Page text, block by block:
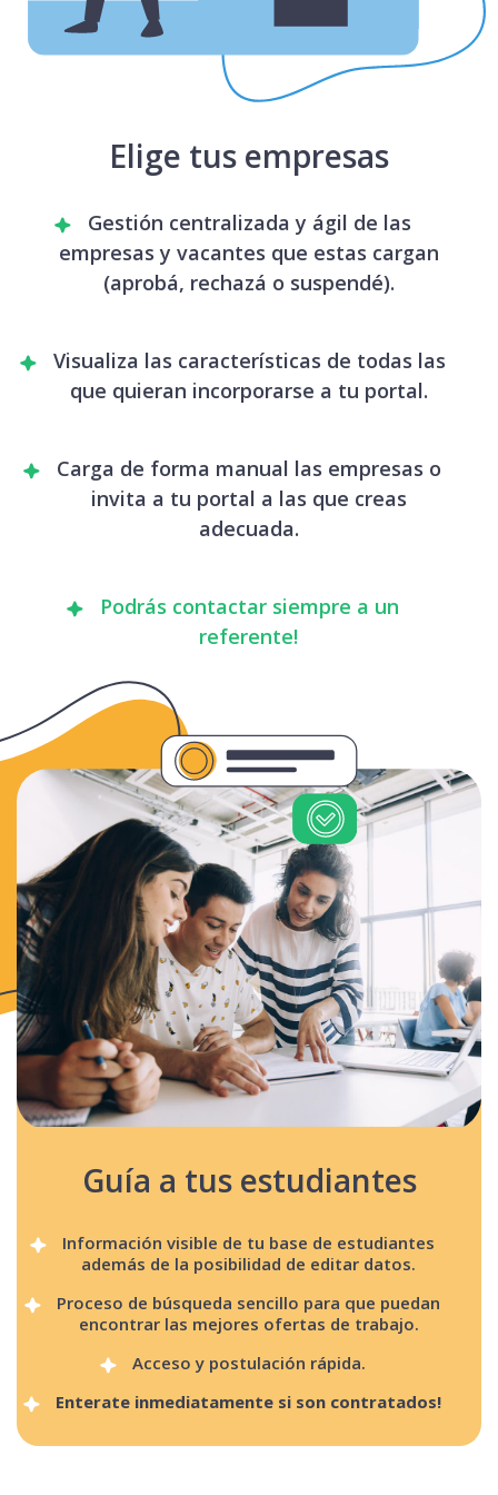
Elige tus empresas
Gestión centralizada y ágil de las
empresas y vacantes que estas cargan
(aprobá, rechazá o suspendé).
Visualiza las características de todas las
que quieran incorporarse a tu portal.
Carga de forma manual las empresas o
invita a tu portal a las que creas
adecuada.
Podrás contactar siempre a un
referente!
Guía a tus estudiantes
Información visible de tu base de estudiantes
además de la posibilidad de editar datos.
Proceso de búsqueda sencillo para que puedan
encontrar las mejores ofertas de trabajo.
Acceso y postulación rápida.
Enterate inmediatamente si son contratados!